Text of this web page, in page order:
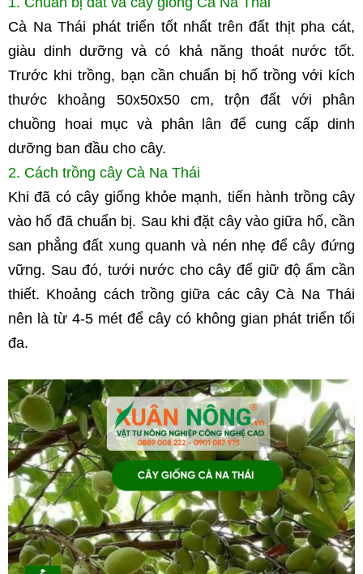
Cà Na Thái phát triển tốt nhất trên đất thịt pha cát,
giàu dinh dưỡng và có khả năng thoát nước tốt.
Trước khi trồng, bạn cần chuẩn bị hố trồng với kích
thước khoảng 50x50x50 cm, trộn đất với phân
chuồng hoai mục và phân lân để cung cấp dinh
dưỡng ban đầu cho cây.
2. Cách trồng cây Cà Na Thái
Khi đã có cây giống khỏe mạnh, tiến hành trồng cây
vào hố đã chuẩn bị. Sau khi đặt cây vào giữa hố, cần
san phẳng đất xung quanh và nén nhẹ để cây đứng
vững. Sau đó, tưới nước cho cây để giữ độ ẩm cần
thiết. Khoảng cách trồng giữa các cây Cà Na Thái
nên là từ 4-5 mét để cây có không gian phát triển tối
đa.